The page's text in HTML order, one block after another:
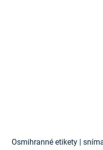
Osmihranné etikety |